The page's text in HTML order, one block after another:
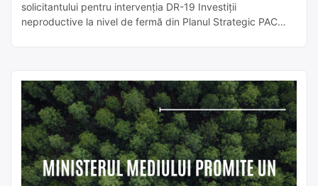
solicitantului pentru intervenția DR-19 Investiții
neproductive la nivel de fermă din Planul Strategic PAC
publicării pe site. Astfel, toți […]